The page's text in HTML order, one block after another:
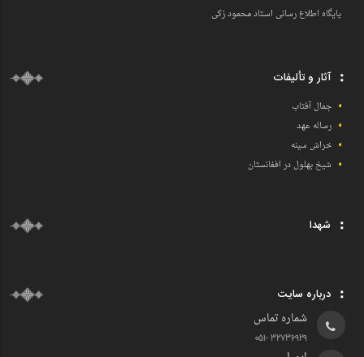
پایگاه اطلاع رسانی اسـتاد محمود زکی
آثار و تألیفات
جمال آفتاب
رساله عهد
خراش سینه
شیخ بهلول در افغانستان
شهدا
درباره سایت
شماره تماس
32736929 -051